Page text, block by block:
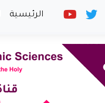
الرئيسية